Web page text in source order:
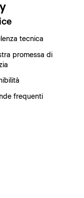
tecnica
promessa di
frequenti